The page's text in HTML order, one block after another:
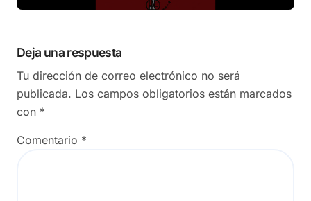
Deja una respuesta
Tu dirección de correo electrónico no será
publicada. Los campos obligatorios están marcados
con *
Comentario *